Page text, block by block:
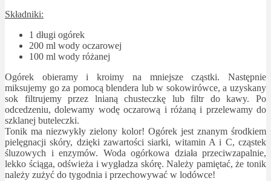
Składniki:
1 długi ogórek
200 ml wody oczarowej
100 ml wody różanej
Ogórek obieramy i kroimy na mniejsze cząstki. Następnie
miksujemy go za pomocą blendera lub w sokowirówce, a uzyskany
sok filtrujemy przez lnianą chusteczkę lub filtr do kawy. Po
odcedzeniu, dolewamy wodę oczarową i różaną i przelewamy do
szklanej buteleczki.
Tonik ma niezwykły zielony kolor! Ogórek jest znanym środkiem
pielęgnacji skóry, dzięki zawartości siarki, witamin A i C, cząstek
śluzowych i enzymów. Woda ogórkowa działa przeciwzapalnie,
lekko ściąga, odświeża i wygładza skórę. Należy pamiętać, że tonik
należy zużyć do tygodnia i przechowywać w lodówce!